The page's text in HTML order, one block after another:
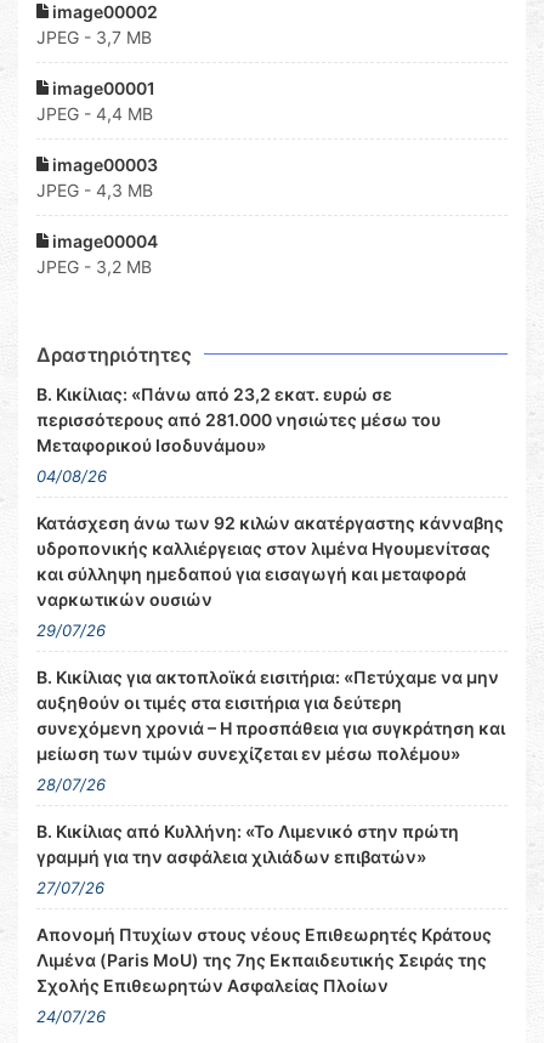
image00002
JPEG - 3,7 MB
image00001
JPEG - 4,4 MB
image00003
JPEG - 4,3 MB
image00004
JPEG - 3,2 MB
Δραστηριότητες
Β. Κικίλιας: «Πάνω από 23,2 εκατ. ευρώ σε
περισσότερους από 281.000 νησιώτες μέσω του
Μεταφορικού Ισοδυνάμου»
04/08/26
Κατάσχεση άνω των 92 κιλών ακατέργαστης κάνναβης
υδροπονικής καλλιέργειας στον λιμένα Ηγουμενίτσας
και σύλληψη ημεδαπού για εισαγωγή και μεταφορά
ναρκωτικών ουσιών
29/07/26
Β. Κικίλιας για ακτοπλοϊκά εισιτήρια: «Πετύχαμε να μην
αυξηθούν οι τιμές στα εισιτήρια για δεύτερη
συνεχόμενη χρονιά – Η προσπάθεια για συγκράτηση και
μείωση των τιμών συνεχίζεται εν μέσω πολέμου»
28/07/26
Β. Κικίλιας από Κυλλήνη: «Το Λιμενικό στην πρώτη
γραμμή για την ασφάλεια χιλιάδων επιβατών»
27/07/26
Απονομή Πτυχίων στους νέους Επιθεωρητές Κράτους
Λιμένα (Paris MoU) της 7ης Εκπαιδευτικής Σειράς της
Σχολής Επιθεωρητών Ασφαλείας Πλοίων
24/07/26